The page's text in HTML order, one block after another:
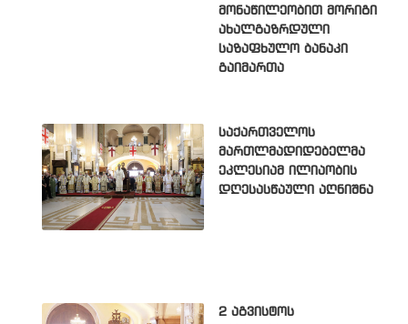
მონაწილეობით მორიგი
ახალგაზრდული
საზაფხულო ბანაკი
გაიმართა
საქართველოს
მართლმადიდებელმა
ეკლესიამ ილიაობის
დღესასწაული აღნიშნა
2 აგვისტოს